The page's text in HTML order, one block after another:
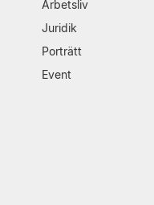
Arbetsliv
Juridik
Porträtt
Event